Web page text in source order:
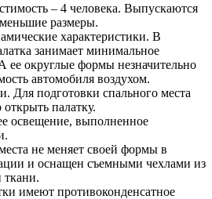
– 4 человека. Выпускаются
размеры.
характеристики. В
занимает минимальное
ее округлые формы незначительно
автомобиля воздухом.
Для подготовки спального места
палатку.
освещение, выполненное
не меняет своей формы в
и оснащен съемными чехлами из
ткани.
имеют противоконденсатное